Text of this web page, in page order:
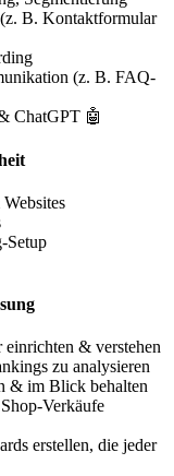
B. Kontaktformular
(z. B. FAQ-
ChatGPT 🤖
Setup
& verstehen
zu analysieren
& im Blick behalten
Verkäufe
erstellen, die jeder